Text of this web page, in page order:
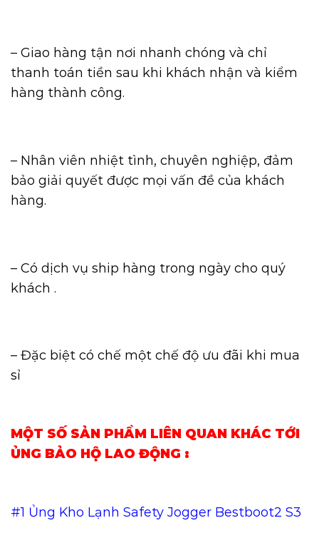
– Giao hàng tận nơi nhanh chóng và chỉ
thanh toán tiền sau khi khách nhận và kiểm
hàng thành công.
– Nhân viên nhiệt tình, chuyên nghiệp, đảm
bảo giải quyết được mọi vấn đề của khách
hàng.
– Có dịch vụ ship hàng trong ngày cho quý
khách .
– Đặc biệt có chế một chế độ ưu đãi khi mua
sỉ
MỘT SỐ SẢN PHẨM LIÊN QUAN KHÁC TỚI
ỦNG BẢO HỘ LAO ĐỘNG :
#1 Ủng Kho Lạnh Safety Jogger Bestboot2 S3